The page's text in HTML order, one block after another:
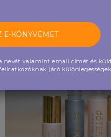
nevét valamint email címét és
járó